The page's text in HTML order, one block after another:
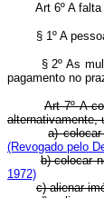
Art 6º A falta
§ 1º A pessoa
§ 2º As multas
pagamento no
Art 7º A
alternativamente,
a)
(Revogado pelo
b) colocar
1972)
c) alienar